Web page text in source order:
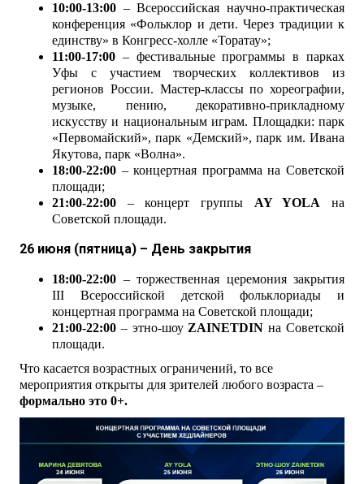
10:00-13:00 – Всероссийская научно-практическая
конференция «Фольклор и дети. Через традиции к
единству» в Конгресс-холле «Торатау»;
11:00-17:00 – фестивальные программы в парках
Уфы с участием творческих коллективов из
регионов России. Мастер-классы по хореографии,
музыке, пению, декоративно-прикладному
искусству и национальным играм. Площадки: парк
«Первомайский», парк «Демский», парк им. Ивана
Якутова, парк «Волна».
18:00-22:00 – концертная программа на Советской
площади;
21:00-22:00 – концерт группы AYYOLA на
Советской площади.
26 июня (пятница) – День закрытия
18:00-22:00 – торжественная церемония закрытия
III Всероссийской детской фольклориады и
концертная программа на Советской площади;
21:00-22:00 – этно-шоу ZAINETDIN на Советской
площади.
Что касается возрастных ограничений, то все
мероприятия открыты для зрителей любого возраста –
формально это 0+.